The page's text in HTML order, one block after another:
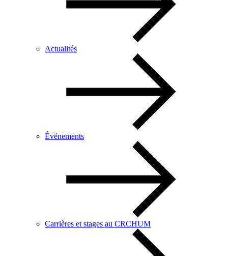
Actualités
Événements
Carrières et stages au CRCHUM